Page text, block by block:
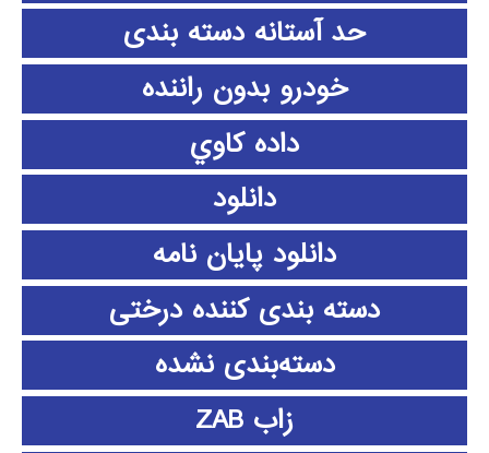
حد آستانه دسته بندی
خودرو بدون راننده
داده كاوي
دانلود
دانلود پايان نامه
دسته بندی کننده درختی
دسته‌بندی نشده
زاب ZAB